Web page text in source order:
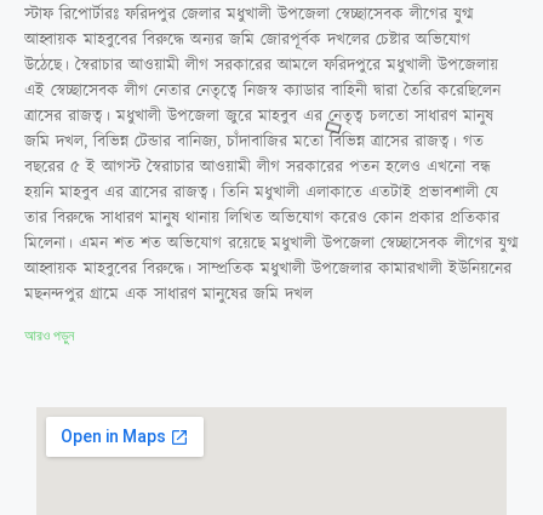
স্টাফ রিপোর্টারঃ ফরিদপুর জেলার মধুখালী উপজেলা স্বেচ্ছাসেবক লীগের যুগ্ম
আহ্বায়ক মাহবুবের বিরুদ্ধে অন্যর জমি জোরপূর্বক দখলের চেষ্টার অভিযোগ
উঠেছে। স্বৈরাচার আওয়ামী লীগ সরকারের আমলে ফরিদপুরে মধুখালী উপজেলায়
এই স্বেচ্ছাসেবক লীগ নেতার নেতৃত্বে নিজস্ব ক্যাডার বাহিনী দ্বারা তৈরি করেছিলেন
ত্রাসের রাজত্ব। মধুখালী উপজেলা জুরে মাহবুব এর নেতৃত্ব চলতো সাধারণ মানুষ
জমি দখল, বিভিন্ন টেন্ডার বানিজ্য, চাঁদাবাজির মতো বিভিন্ন ত্রাসের রাজত্ব। গত
বছরের ৫ ই আগস্ট স্বৈরাচার আওয়ামী লীগ সরকারের পতন হলেও এখনো বন্ধ
হয়নি মাহবুব এর ত্রাসের রাজত্ব। তিনি মধুখালী এলাকাতে এতটাই প্রভাবশালী যে
তার বিরুদ্ধে সাধারণ মানুষ থানায় লিখিত অভিযোগ করেও কোন প্রকার প্রতিকার
মিলেনা। এমন শত শত অভিযোগ রয়েছে মধুখালী উপজেলা স্বেচ্ছাসেবক লীগের যুগ্ম
আহ্বায়ক মাহবুবের বিরুদ্ধে। সাম্প্রতিক মধুখালী উপজেলার কামারখালী ইউনিয়নের
মছনন্দপুর গ্রামে এক সাধারণ মানুষের জমি দখল
আরও পড়ুন